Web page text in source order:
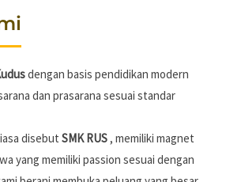
dengan basis pendidikan modern
dan prasarana sesuai standar
disebut SMK RUS, memiliki magnet
yang memiliki passion sesuai dengan